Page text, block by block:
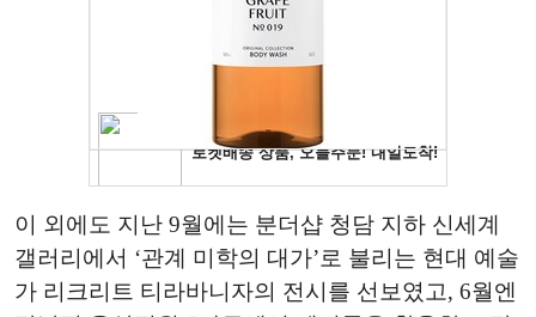
이 외에도 지난 9월에는 분더샵 청담 지하 신세계
갤러리에서 ‘관계 미학의 대가’로 불리는 현대 예술
가 리크리트 티라바니자의 전시를 선보였고, 6월엔